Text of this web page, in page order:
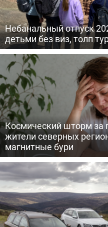
Небанальный отпуск
детьми без виз, толп
Космический шторм за
жители северных
магнитные бури